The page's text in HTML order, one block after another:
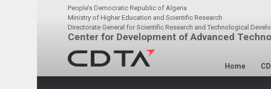
People’s Democratic Republic of Algeria
Ministry of Higher Education and Scientific Research
Directorate General for Scientific Research and Technological
Center for Development of Advanced
Home